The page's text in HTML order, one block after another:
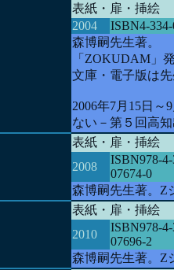
表紙・扉・挿絵
2004
ISBN4-
森博嗣先生著。
「ZOKUDAM」
文庫・電子版は
2006年7月15日
ない－第５回高
表紙・扉・挿絵
2008
ISBN978-
07674-0
森博嗣先生著。Z
表紙・扉・挿絵
2010
ISBN978-
07696-2
森博嗣先生著。Z